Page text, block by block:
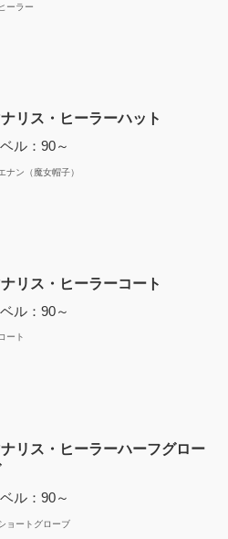
ヒーラー
リス・ヒーラーハット
ル：90～
ナン（魔女帽子）
リス・ヒーラーコート
ル：90～
ート
リス・ヒーラーハーフグロー
ル：90～
ョートグローブ